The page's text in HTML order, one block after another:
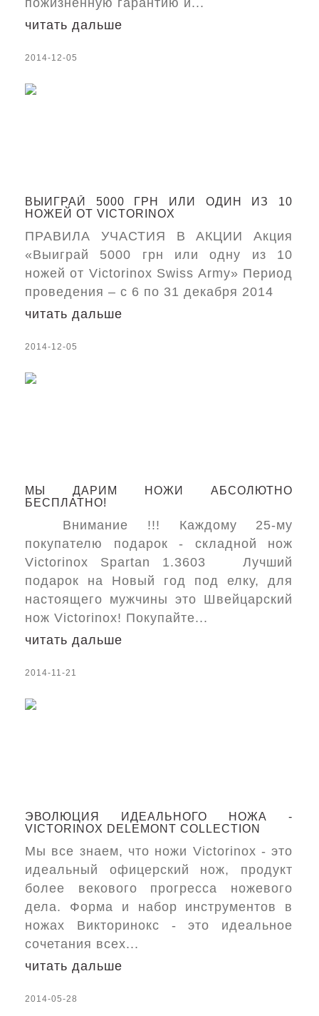
пожизненную гарантию и...
читать дальше
2014-12-05
ВЫИГРАЙ 5000 ГРН ИЛИ ОДИН ИЗ 10
НОЖЕЙ ОТ VICTORINOX
ПРАВИЛА УЧАСТИЯ В АКЦИИ Акция
«Выиграй 5000 грн или одну из 10
ножей от Victorinox Swiss Army» Период
проведения – с 6 по 31 декабря 2014
читать дальше
2014-12-05
МЫ ДАРИМ НОЖИ АБСОЛЮТНО
БЕСПЛАТНО!
Внимание !!! Каждому 25-му
покупателю подарок - складной нож
Victorinox Spartan 1.3603 Лучший
подарок на Новый год под елку, для
настоящего мужчины это Швейцарский
нож Victorinox! Покупайте...
читать дальше
2014-11-21
ЭВОЛЮЦИЯ ИДЕАЛЬНОГО НОЖА -
VICTORINOX DELEMONT COLLECTION
Мы все знаем, что ножи Victorinox - это
идеальный офицерский нож, продукт
более векового прогресса ножевого
дела. Форма и набор инструментов в
ножах Викторинокс - это идеальное
сочетания всех...
читать дальше
2014-05-28